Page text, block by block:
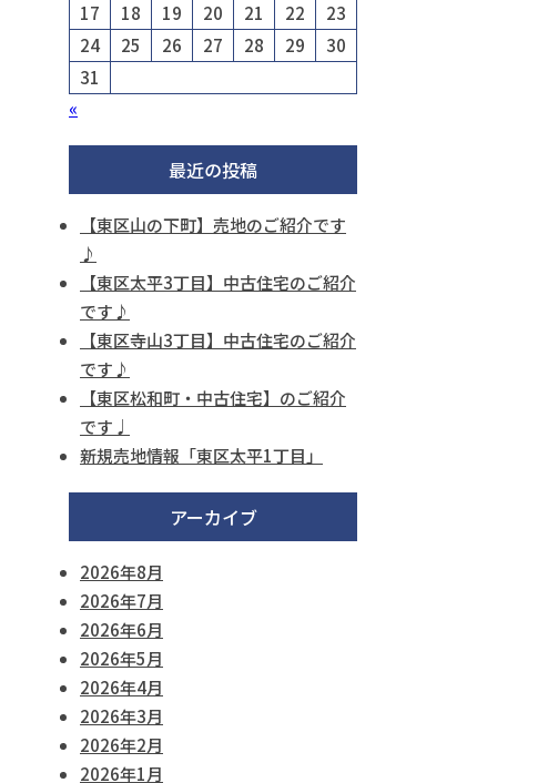
17
18 19 20 21 22
23
24
25 26 27 28 29
30
31
«
最近の投稿
【東区山の下町】売地のご紹介です
♪
【東区太平3丁目】中古住宅のご紹介
です♪
【東区寺山3丁目】中古住宅のご紹介
です♪
【東区松和町・中古住宅】のご紹介
です♩
新規売地情報「東区太平1丁目」
アーカイブ
2026年8月
2026年7月
2026年6月
2026年5月
2026年4月
2026年3月
2026年2月
2026年1月